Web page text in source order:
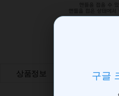
상품정보 관련상품